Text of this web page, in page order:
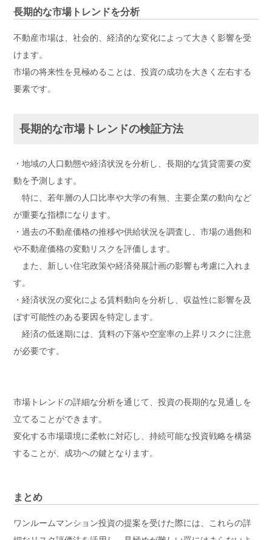
長期的な市場トレンドを分析
不動産市場は、社会的、経済的な変化によって大きく影響を受
けます。
市場の将来性を見極めることは、投資の成功を大きく左右する
要素です。
長期的な市場トレンドの検証方法
・地域の人口動態や経済状況を分析し、長期的な賃貸需要の変
動を予測します。
特に、若年層の人口比率や大学の有無、主要企業の動向など
が重要な指標になります。
・過去の不動産価格の推移や供給状況を調査し、市場の過飽和
や不動産価格の変動リスクを評価します。
また、新しい住宅政策や経済発展計画の影響も考慮に入れま
す。
・経済状況の変化による賃料動向を分析し、収益性に影響を及
ぼす可能性のある要因を特定します。
経済の低迷期には、賃料の下落や空室率の上昇リスクに注意
が必要です。
市場トレンドの詳細な分析を通じて、投資の長期的な見通しを
立てることができます。
変化する市場環境に柔軟に対応し、持続可能な投資戦略を構築
することが、成功への鍵となります。
まとめ
ワンルームマンション投資の提案を受けた際には、これらの詳